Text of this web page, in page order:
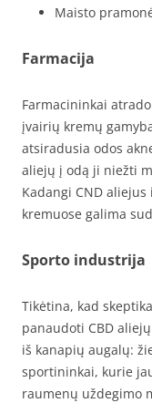
Maisto
Farmacija
Farmacininkai
įvairių kremų
atsiradusia odos
aliejų į odą ji niežti
Kadangi CND
kremuose galima
Sporto industrija
Tikėtina, kad
panaudoti CBD
iš kanapių augalų:
sportininkai, kurie
raumenų uždegimo